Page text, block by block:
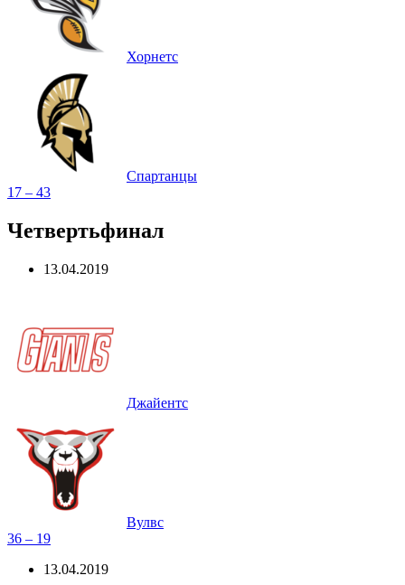
Хорнетс
Спартанцы
17 – 43
Четвертьфинал
13.04.2019
Джайентс
Вулвс
36 – 19
13.04.2019